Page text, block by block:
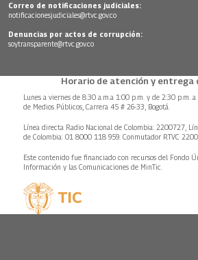
Correo de notificaciones judiciales:
notificacionesjudiciales@rtvc.gov.co
Denuncias por actos de corrupción:
soytransparente@rtvc.gov.co
Horario de atención y entrega
Lunes a viernes de 8:30 a.m.a 1:00 p.m. y de 2:30 p.m. a
de Medios Públicos, Carrera 45 # 26-33, Bogotá.
Línea directa Radio Nacional de Colombia: 2200727,
de Colombia: 01 8000 118 959. Conmutador RTVC
Este contenido fue financiado con recursos del Fondo
Información y las Comunicaciones de MinTic.